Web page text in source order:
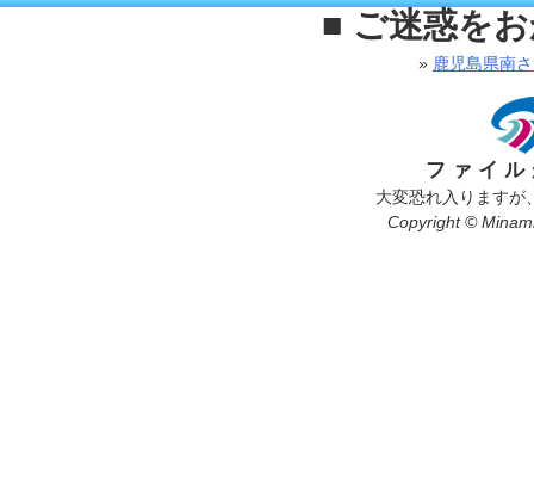
■ ご迷惑を
» 鹿児島県南
ファイ
大変恐れ入りますが
Copyright ©